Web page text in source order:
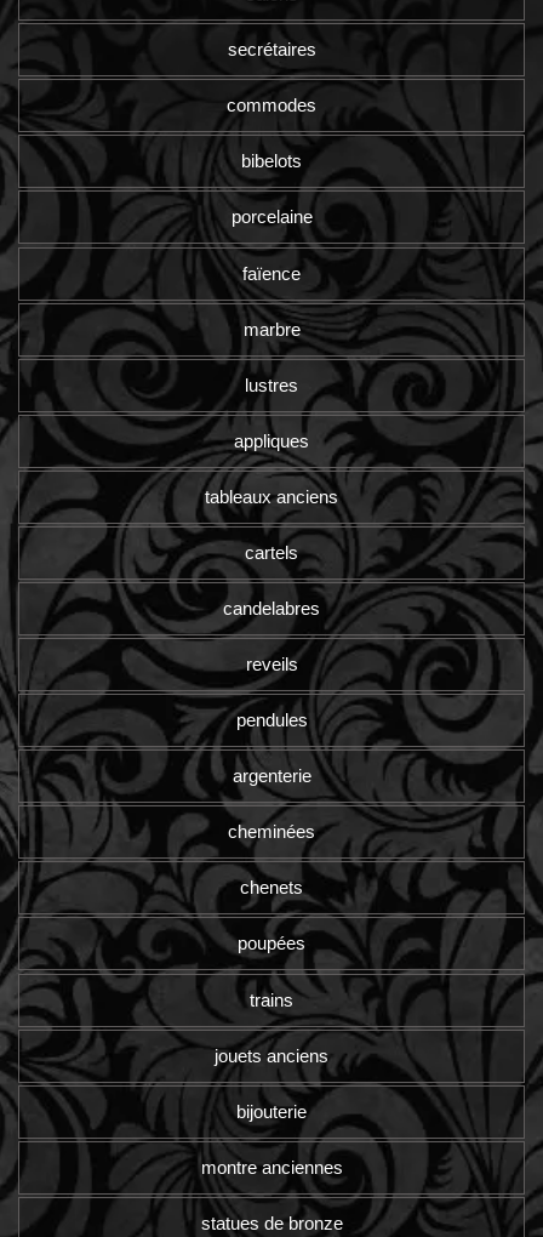
secrétaires
commodes
bibelots
porcelaine
faïence
marbre
lustres
appliques
tableaux anciens
cartels
candelabres
reveils
pendules
argenterie
cheminées
chenets
poupées
trains
jouets anciens
bijouterie
montre anciennes
statues de bronze